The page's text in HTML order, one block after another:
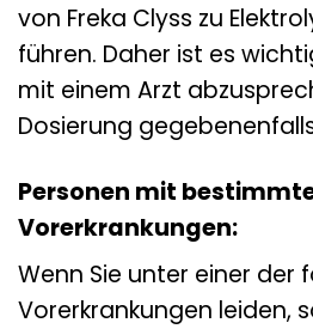
von Freka Clyss zu
führen. Daher ist es
mit einem Arzt
Dosierung
Personen mit
Vorerkrankungen:
Wenn Sie unter einer der
Vorerkrankungen leiden,